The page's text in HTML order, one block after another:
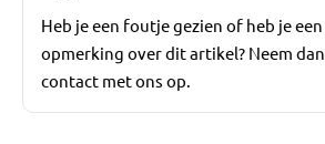
Heb je een foutje gezien of heb je een
opmerking over dit artikel? Neem dan
contact met ons op.